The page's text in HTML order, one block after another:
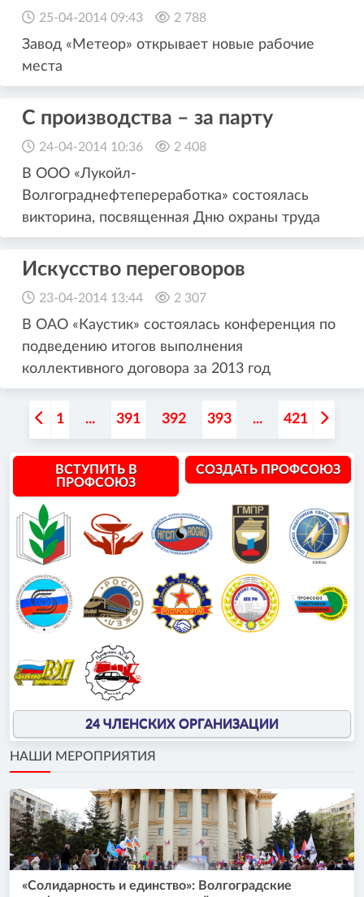
25-04-2014 09:43 2 788
Завод «Метеор» открывает новые рабочие
места
С производства – за парту
24-04-2014 10:36 2 408
В ООО «Лукойл-
Волгограднефтепереработка» состоялась
викторина, посвященная Дню охраны труда
Искусство переговоров
23-04-2014 13:44 2 307
В ОАО «Каустик» состоялась конференция по
подведению итогов выполнения
коллективного договора за 2013 год
1 ... 391 392 393 ... 421
ВСТУПИТЬ В
ПРОФСОЮЗ
СОЗДАТЬ ПРОФСОЮЗ
24 ЧЛЕНСКИХ ОРГАНИЗАЦИИ
НАШИ МЕРОПРИЯТИЯ
«Солидарность и единство»: Волгоградские